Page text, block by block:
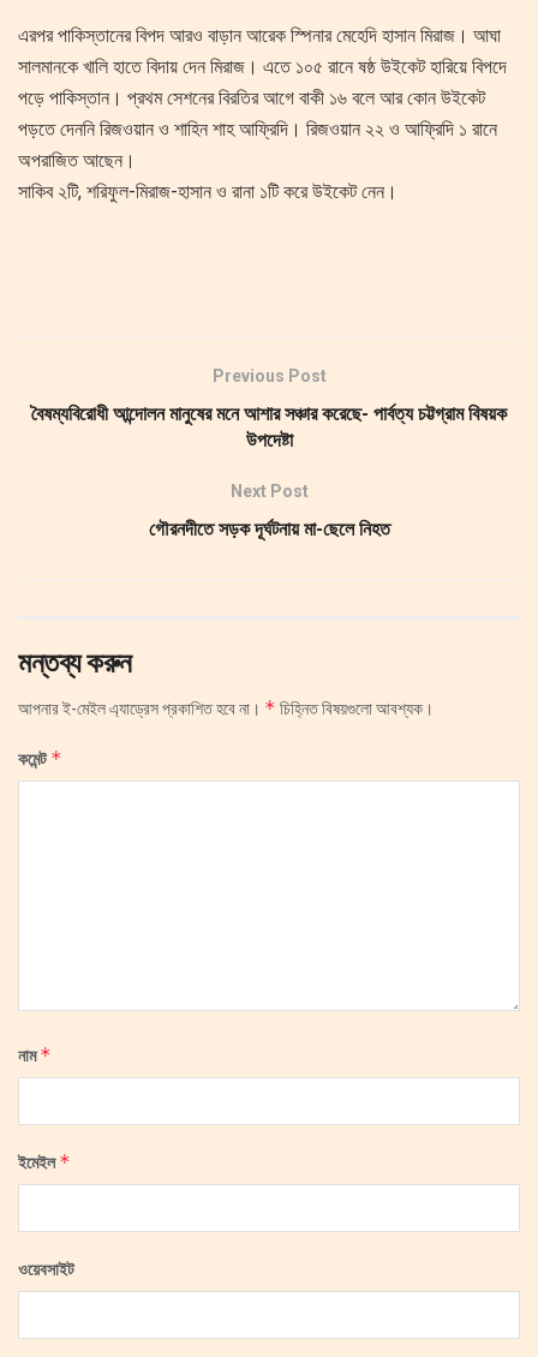
এরপর পাকিস্তানের বিপদ আরও বাড়ান আরেক স্পিনার মেহেদি হাসান মিরাজ। আঘা
সালমানকে খালি হাতে বিদায় দেন মিরাজ। এতে ১০৫ রানে ষষ্ঠ উইকেট হারিয়ে বিপদে
পড়ে পাকিস্তান। প্রথম সেশনের বিরতির আগে বাকী ১৬ বলে আর কোন উইকেট
পড়তে দেননি রিজওয়ান ও শাহিন শাহ আফ্রিদি। রিজওয়ান ২২ ও আফ্রিদি ১ রানে
অপরাজিত আছেন।
সাকিব ২টি, শরিফুল-মিরাজ-হাসান ও রানা ১টি করে উইকেট নেন।
Previous Post
বৈষম্যবিরোধী আন্দোলন মানুষের মনে আশার সঞ্চার করেছে- পার্বত্য চট্টগ্রাম বিষয়ক
উপদেষ্টা
Next Post
গৌরনদীতে সড়ক দূর্ঘটনায় মা-ছেলে নিহত
মন্তব্য করুন
আপনার ই-মেইল এ্যাড্রেস প্রকাশিত হবে না। * চিহ্নিত বিষয়গুলো আবশ্যক।
কমেন্ট*
নাম*
ইমেইল*
ওয়েবসাইট